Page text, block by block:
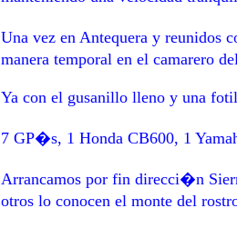
Una vez en Antequera y reunidos
manera temporal en el camarero
Ya con el gusanillo lleno y una
7 GP�s, 1 Honda CB600, 1
Arrancamos por fin direcci�n
otros lo conocen el monte del